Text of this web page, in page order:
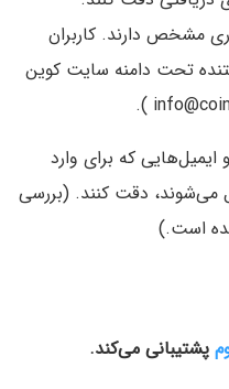
مشخص دارند. کاربران
تحت دامنه سایت کوین
ایمیل‌هایی که برای وارد
کردن اطلاعات حساب کاربری،‌ ارسال می‌شوند‎، دقت کنند. (بررسی
شده است.)
پشتیبانی می‌کند.